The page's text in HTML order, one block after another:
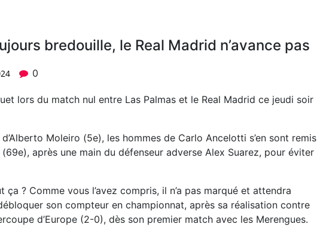
bredouille, le Real Madrid n’avance pas
0
lors du match nul entre Las Palmas et le Real Madrid ce jeudi soir
Moleiro (5e), les hommes de Carlo Ancelotti s’en sont remis
après une main du défenseur adverse Alex Suarez, pour éviter
ça ? Comme vous l’avez compris, il n’a pas marqué et attendra
son compteur en championnat, après sa réalisation contre
d’Europe (2-0), dès son premier match avec les Merengues.